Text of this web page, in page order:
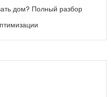
дом? Полный разбор